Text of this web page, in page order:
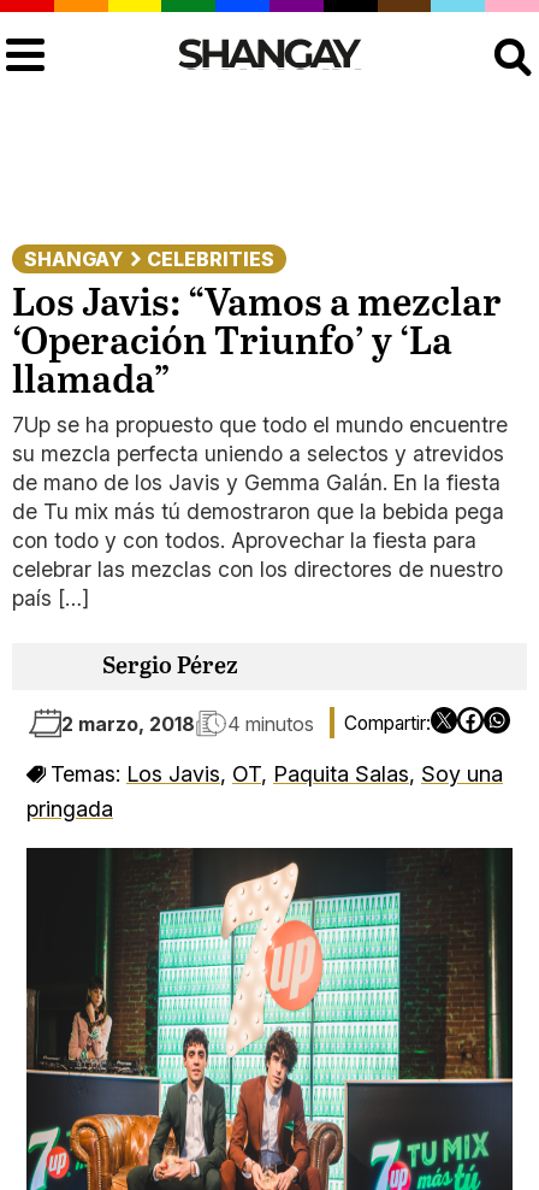
SHANGAY CELEBRITIES
Los Javis: “Vamos a mezclar
‘Operación Triunfo’ y ‘La
llamada”
7Up se ha propuesto que todo el mundo encuentre
su mezcla perfecta uniendo a selectos y atrevidos
de mano de los Javis y Gemma Galán. En la fiesta
de Tu mix más tú demostraron que la bebida pega
con todo y con todos. Aprovechar la fiesta para
celebrar las mezclas con los directores de nuestro
país […]
Sergio Pérez
2 marzo, 2018 4 minutos
Temas: Los Javis, OT, Paquita Salas, Soy una
pringada